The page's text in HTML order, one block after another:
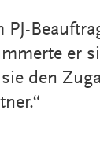
er
den